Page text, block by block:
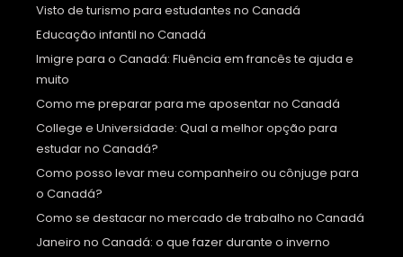
Visto de turismo para estudantes no Canadá
Educação infantil no Canadá
Imigre para o Canadá: Fluência em francês te ajuda e
muito
Como me preparar para me aposentar no Canadá
College e Universidade: Qual a melhor opção para
estudar no Canadá?
Como posso levar meu companheiro ou cônjuge para
o Canadá?
Como se destacar no mercado de trabalho no Canadá
Janeiro no Canadá: o que fazer durante o inverno